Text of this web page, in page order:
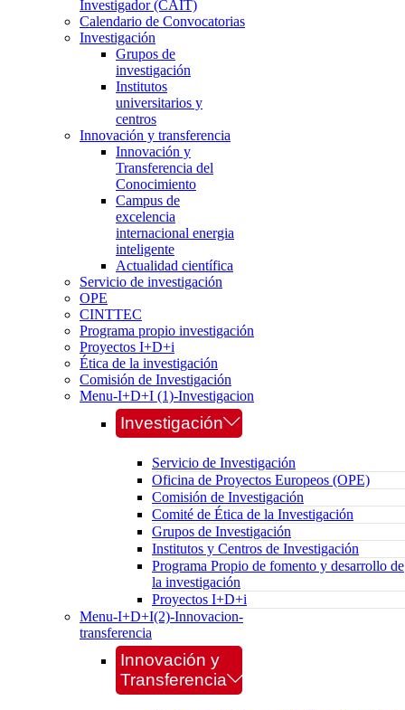
Investigador (CAIT)
Calendario de Convocatorias
Investigación
Grupos de
investigación
Institutos
universitarios y
centros
Innovación y transferencia
Innovación y
Transferencia del
Conocimiento
Campus de
excelencia
internacional energia
inteligente
Actualidad científica
Servicio de investigación
OPE
CINTTEC
Programa propio investigación
Proyectos I+D+i
Ética de la investigación
Comisión de Investigación
Menu-I+D+I (1)-Investigacion
Investigación
Servicio de Investigación
Oficina de Proyectos Europeos (OPE)
Comisión de Investigación
Comité de Ética de la Investigación
Grupos de Investigación
Institutos y Centros de Investigación
Programa Propio de fomento y desarrollo de
la investigación
Proyectos I+D+i
Menu-I+D+I(2)-Innovacion-
transferencia
Innovación y
Transferencia